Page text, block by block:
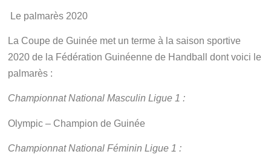
Le palmarès 2020
La Coupe de Guinée met un terme à la saison sportive
2020 de la Fédération Guinéenne de Handball dont voici le
palmarès :
Championnat National Masculin Ligue 1 :
Olympic – Champion de Guinée
Championnat National Féminin Ligue 1 :